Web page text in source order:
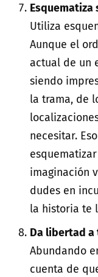
Esquematiza
Utiliza
Aunque el
actual de un
siendo
la trama, de
necesitar.
imaginación
dudes en
la historia te
Da libertad
Abundando
cuenta de